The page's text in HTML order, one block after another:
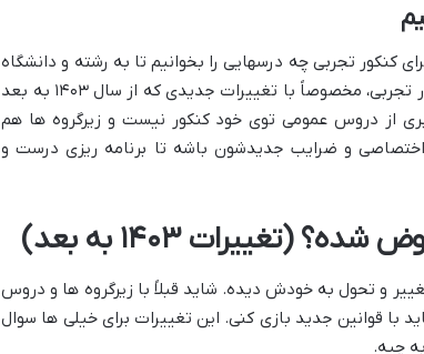
کنکور تجربی چه درسهایی را بخوانیم تا به رشته و دانشگاه
مورد علاقه ات برسی، این مقاله راهنمای کامل توئه. کنکور تجربی، مخصوصاً با تغییرات جدیدی که از سال ۱۴۰۳ به بعد
از دروس عمومی توی خود کنکور نیست و زیرگروه ها هم
و ضرایب جدیدشون باشه تا برنامه ریزی درست و
(تغییرات ۱۴۰۳ به بعد)
و تحول به خودش دیده. شاید قبلاً با زیرگروه ها و دروس
با قوانین جدید بازی کنی. این تغییرات برای خیلی ها سوال
چیه.